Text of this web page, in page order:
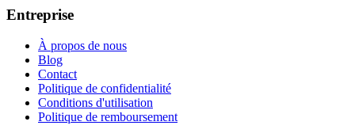
Entreprise
À propos de nous
Blog
Contact
Politique de confidentialité
Conditions d'utilisation
Politique de remboursement